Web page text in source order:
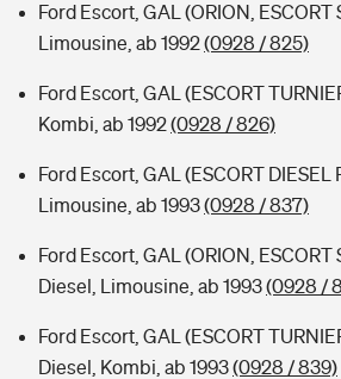
Ford Escort, GAL (ORION, ESCORT
Limousine, ab 1992(0928 / 825)
Ford Escort, GAL (ESCORT
Kombi, ab 1992(0928 / 826)
Ford Escort, GAL (ESCORT DIESEL
Limousine, ab 1993(0928 / 837)
Ford Escort, GAL (ORION, ESCORT
Diesel, Limousine, ab 1993(0928 /
Ford Escort, GAL (ESCORT
Diesel, Kombi, ab 1993(0928 / 839)